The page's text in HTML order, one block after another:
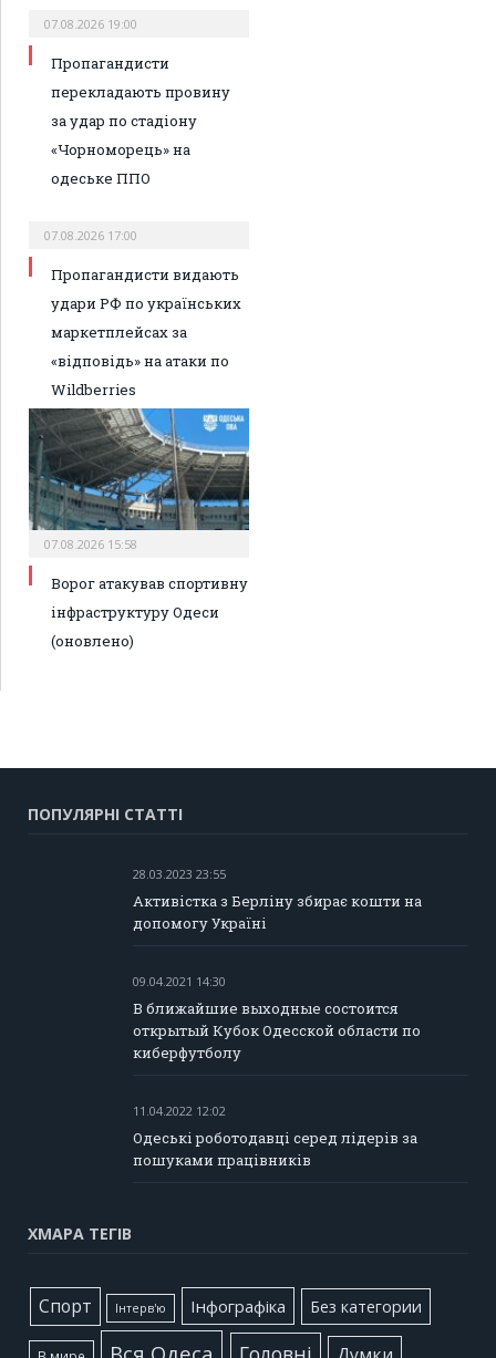
07.08.2026 19:00
Пропагандисти
перекладають провину
за удар по стадіону
«Чорноморець» на
одеське ППО
07.08.2026 17:00
Пропагандисти видають
удари РФ по українських
маркетплейсах за
«відповідь» на атаки по
Wildberries
07.08.2026 15:58
Ворог атакував спортивну
інфраструктуру Одеси
(оновлено)
ПОПУЛЯРНІ СТАТТІ
28.03.2023 23:55
Активістка з Берліну збирає кошти на
допомогу Україні
09.04.2021 14:30
В ближайшие выходные состоится
открытый Кубок Одесской области по
киберфутболу
11.04.2022 12:02
Одеські роботодавці серед лідерів за
пошуками працівників
ХМАРА ТЕГІВ
Cпорт Інтерв'ю Інфографіка Без категории